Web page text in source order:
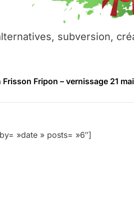
subversion,
– Ŝtono, un livre réalisé par
contre l’A412 à
Fripon – vernissage 21
Festival – Samedi 18
»date » posts= »6″]